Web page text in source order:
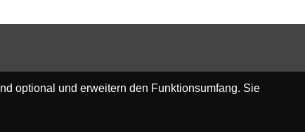
optional und erweitern den Funktionsumfang. Sie